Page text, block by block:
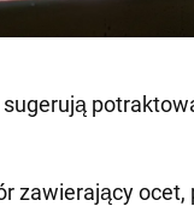
zawierający ocet,